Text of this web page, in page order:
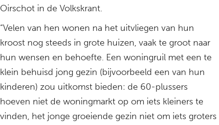
Oirschot in de Volkskrant.
“Velen van hen wonen na het uitvliegen van hun
kroost nog steeds in grote huizen, vaak te groot naar
hun wensen en behoefte. Een woningruil met een te
klein behuisd jong gezin (bijvoorbeeld een van hun
kinderen) zou uitkomst bieden: de 60-plussers
hoeven niet de woningmarkt op om iets kleiners te
vinden, het jonge groeiende gezin niet om iets groters